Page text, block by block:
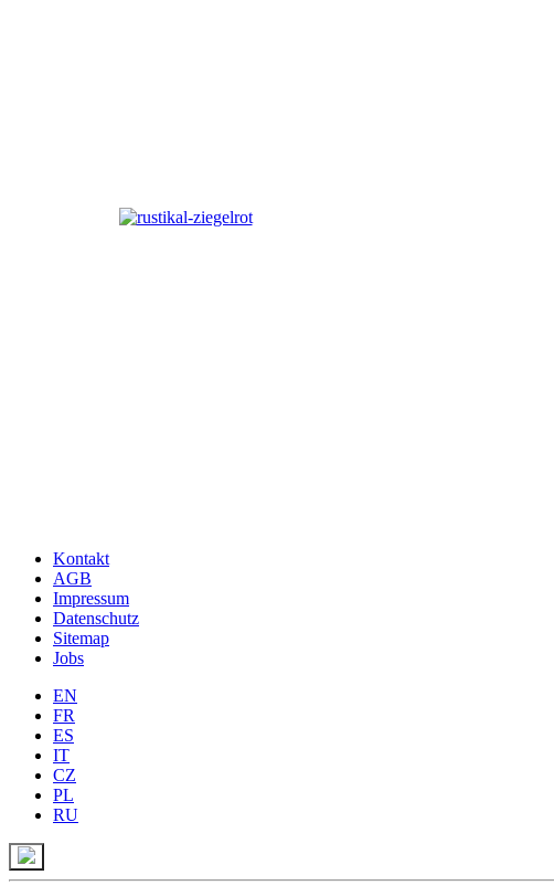
Kontakt
AGB
Impressum
Datenschutz
Sitemap
Jobs
EN
FR
ES
IT
CZ
PL
RU